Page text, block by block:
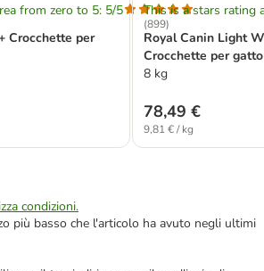
from zero to 5: 5/5
Crocchette per
This is a stars rating
(899)
Royal Canin Light
Crocchette per gatto
8 kg
78,49 €
9,81 € / kg
condizioni.
più basso che l'articolo ha avuto negli ultimi